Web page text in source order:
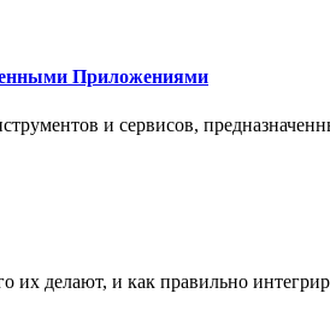
Приложениями
и сервисов,
делают, и как правильно